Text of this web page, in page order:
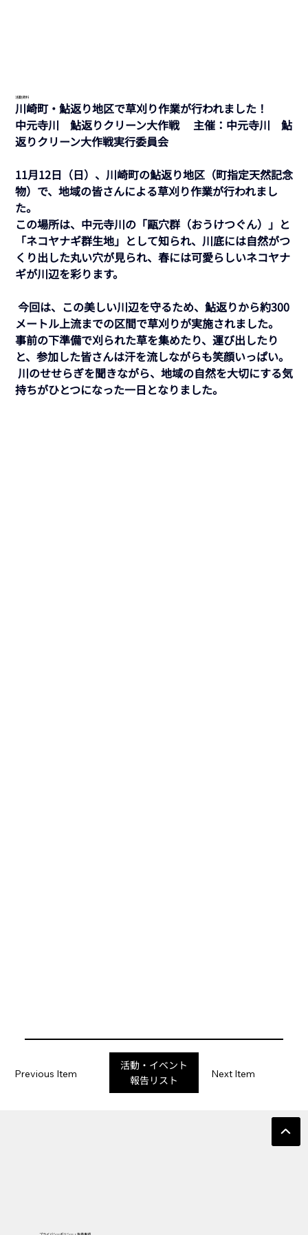
活動資料
川崎町・鮎返り地区で草刈り作業が行われました！
中元寺川　鮎返りクリーン大作戦 　主催：中元寺川　鮎
返りクリーン大作戦実行委員会
11月12日（日）、川崎町の鮎返り地区（町指定天然記念
物）で、地域の皆さんによる草刈り作業が行われまし
た。
この場所は、中元寺川の「甌穴群（おうけつぐん）」と
「ネコヤナギ群生地」として知られ、川底には自然がつ
くり出した丸い穴が見られ、春には可愛らしいネコヤナ
ギが川辺を彩ります。
メートル上流までの区間で草刈りが実施されました。
事前の下準備で刈られた草を集めたり、運び出したり
と、参加した皆さんは汗を流しながらも笑顔いっぱい。
持ちがひとつになった一日となりました。
Previous Item Next Item
活動・イベント
報告リスト